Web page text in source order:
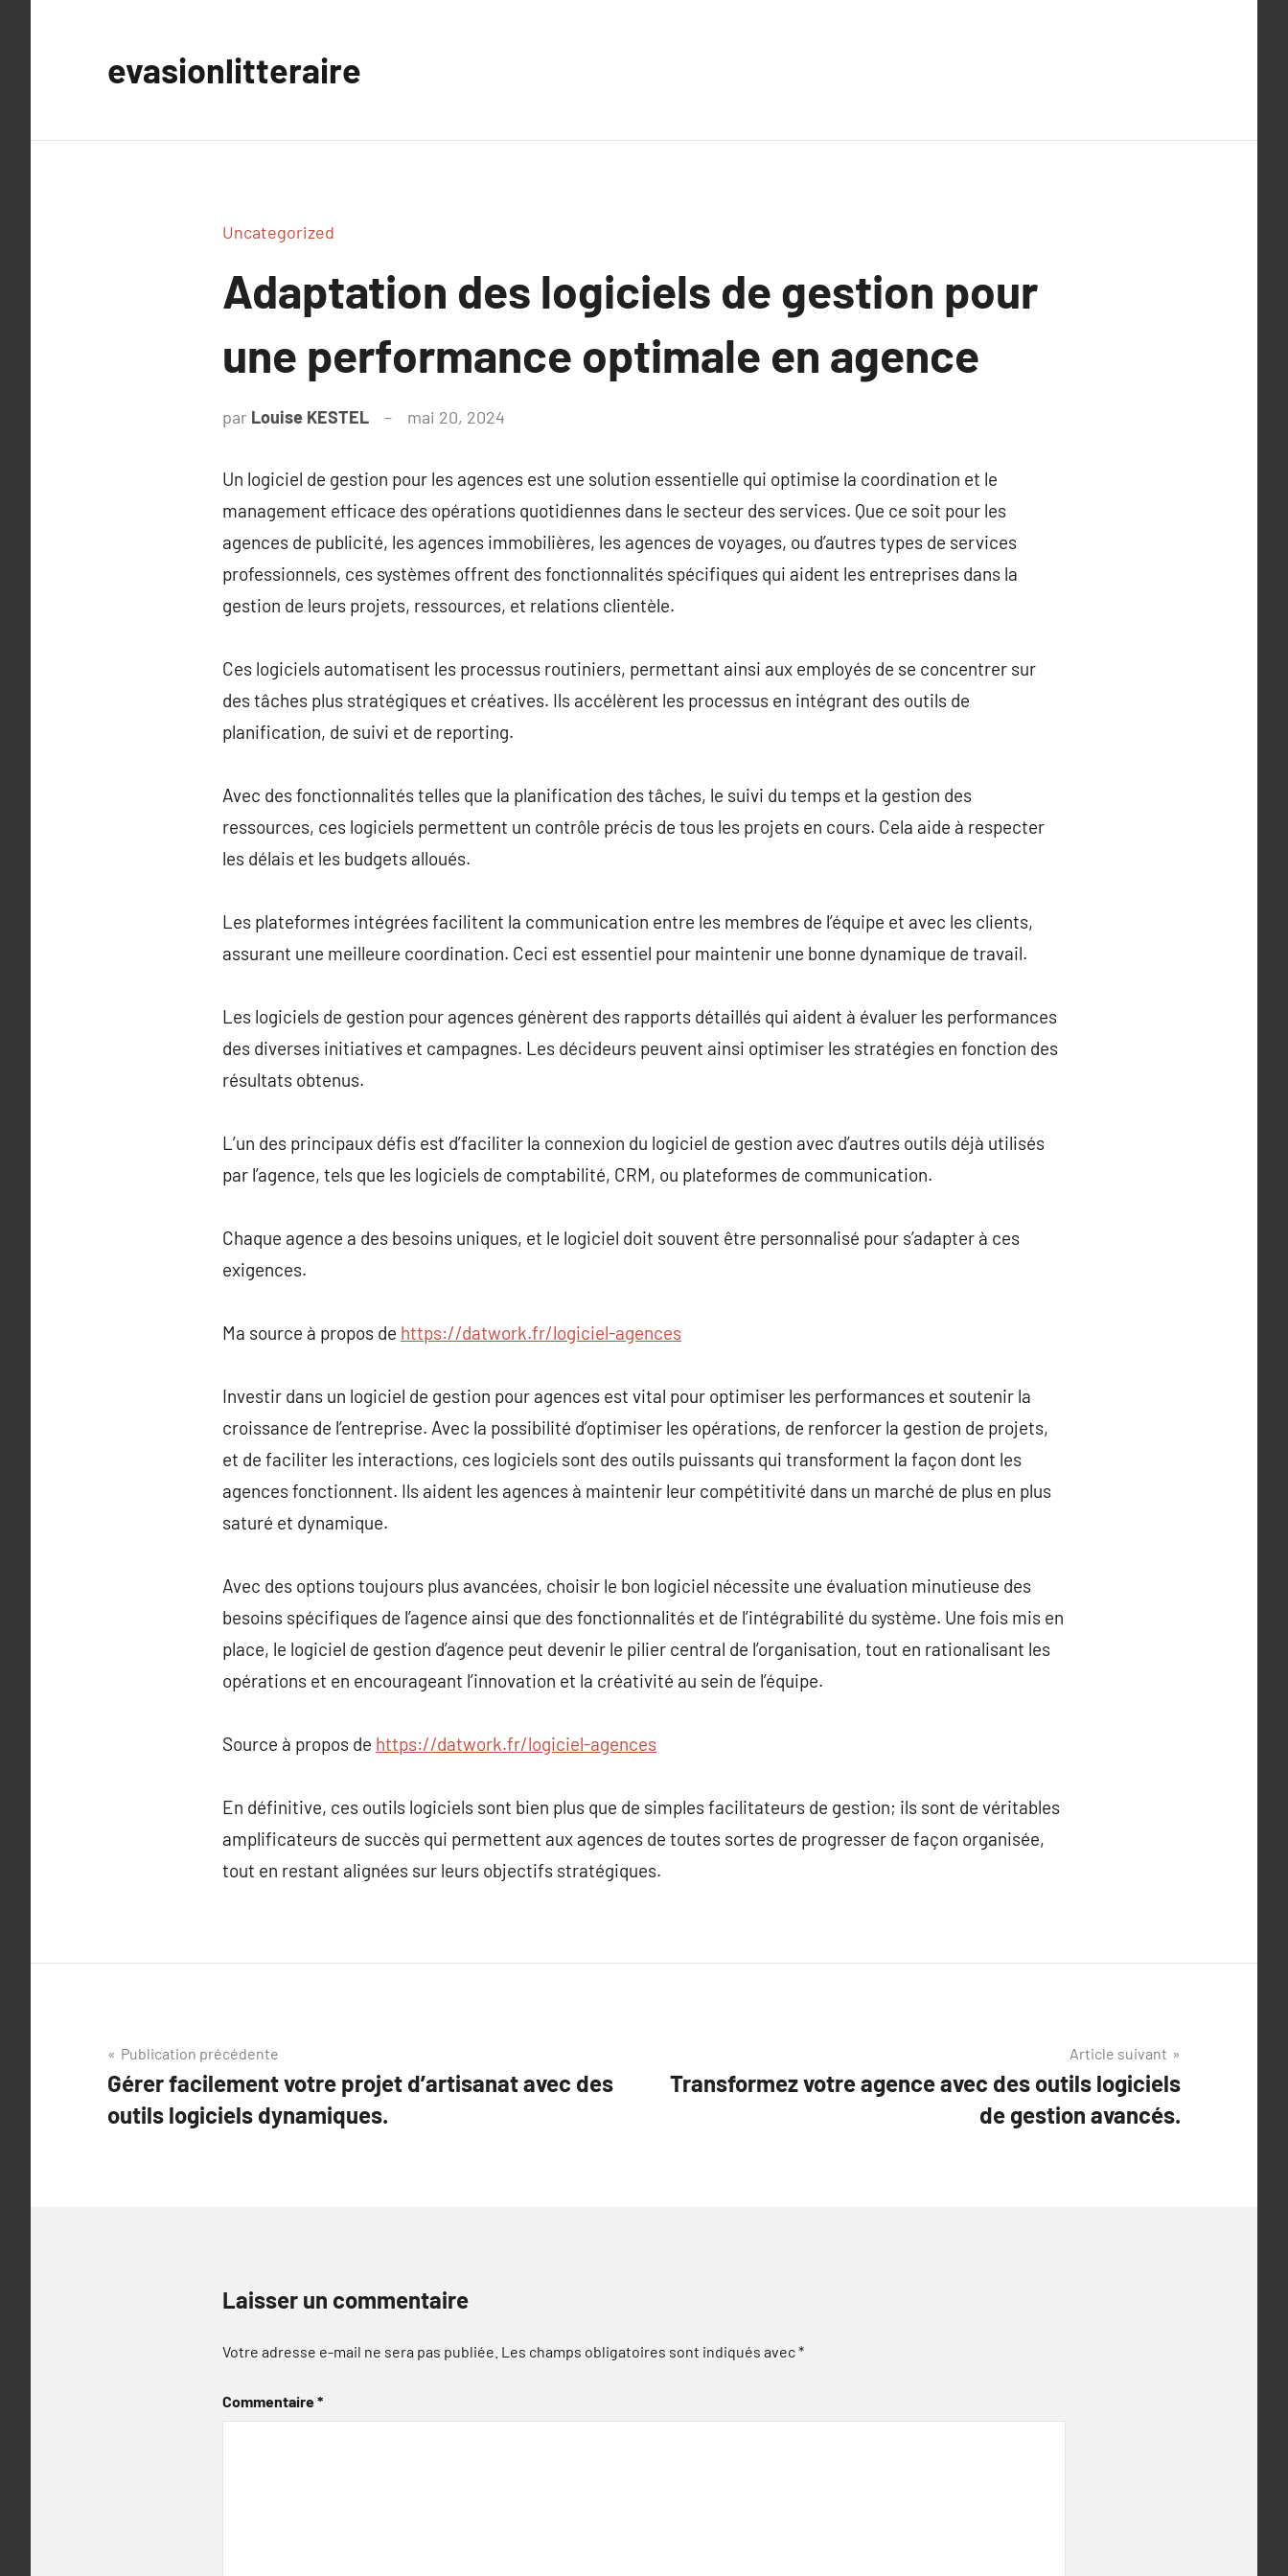
evasionlitteraire
Uncategorized
Adaptation des logiciels de gestion pour
une performance optimale en agence
par Louise KESTEL mai 20, 2024
Un logiciel de gestion pour les agences est une solution essentielle qui optimise la coordination et le
management efficace des opérations quotidiennes dans le secteur des services. Que ce soit pour les
agences de publicité, les agences immobilières, les agences de voyages, ou d’autres types de services
professionnels, ces systèmes offrent des fonctionnalités spécifiques qui aident les entreprises dans la
gestion de leurs projets, ressources, et relations clientèle.
Ces logiciels automatisent les processus routiniers, permettant ainsi aux employés de se concentrer sur
des tâches plus stratégiques et créatives. Ils accélèrent les processus en intégrant des outils de
planification, de suivi et de reporting.
Avec des fonctionnalités telles que la planification des tâches, le suivi du temps et la gestion des
ressources, ces logiciels permettent un contrôle précis de tous les projets en cours. Cela aide à respecter
les délais et les budgets alloués.
Les plateformes intégrées facilitent la communication entre les membres de l’équipe et avec les clients,
assurant une meilleure coordination. Ceci est essentiel pour maintenir une bonne dynamique de travail.
Les logiciels de gestion pour agences génèrent des rapports détaillés qui aident à évaluer les performances
des diverses initiatives et campagnes. Les décideurs peuvent ainsi optimiser les stratégies en fonction des
résultats obtenus.
L’un des principaux défis est d’faciliter la connexion du logiciel de gestion avec d’autres outils déjà utilisés
par l’agence, tels que les logiciels de comptabilité, CRM, ou plateformes de communication.
Chaque agence a des besoins uniques, et le logiciel doit souvent être personnalisé pour s’adapter à ces
exigences.
Ma source à propos de https://datwork.fr/logiciel-agences
Investir dans un logiciel de gestion pour agences est vital pour optimiser les performances et soutenir la
croissance de l’entreprise. Avec la possibilité d’optimiser les opérations, de renforcer la gestion de projets,
et de faciliter les interactions, ces logiciels sont des outils puissants qui transforment la façon dont les
agences fonctionnent. Ils aident les agences à maintenir leur compétitivité dans un marché de plus en plus
saturé et dynamique.
Avec des options toujours plus avancées, choisir le bon logiciel nécessite une évaluation minutieuse des
besoins spécifiques de l’agence ainsi que des fonctionnalités et de l’intégrabilité du système. Une fois mis en
place, le logiciel de gestion d’agence peut devenir le pilier central de l’organisation, tout en rationalisant les
opérations et en encourageant l’innovation et la créativité au sein de l’équipe.
Source à propos de https://datwork.fr/logiciel-agences
En définitive, ces outils logiciels sont bien plus que de simples facilitateurs de gestion; ils sont de véritables
amplificateurs de succès qui permettent aux agences de toutes sortes de progresser de façon organisée,
tout en restant alignées sur leurs objectifs stratégiques.
Navigation
de
l’article
Publication précédente
Gérer facilement votre projet d’artisanat avec des
outils logiciels dynamiques.
Article suivant
Transformez votre agence avec des outils logiciels
de gestion avancés.
Laisser un commentaire
Votre adresse e-mail ne sera pas publiée. Les champs obligatoires sont indiqués avec*
Commentaire*